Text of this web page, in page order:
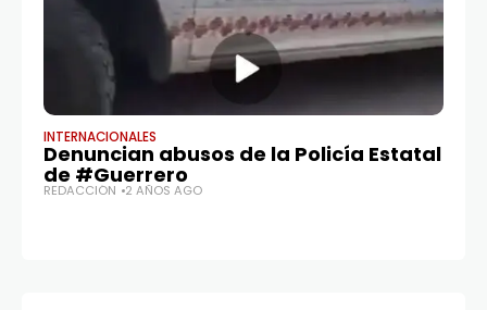
INTERNACIONALES
Denuncian abusos de la Policía Estatal
de #Guerrero
REDACCIÓN 2 AÑOS AGO